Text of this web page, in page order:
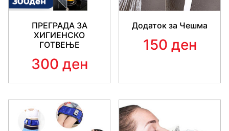
ПРЕГРАДА ЗА
ХИГИЕНСКО
ГОТВЕЊЕ
300 ден
Додаток за Чешма
150 ден